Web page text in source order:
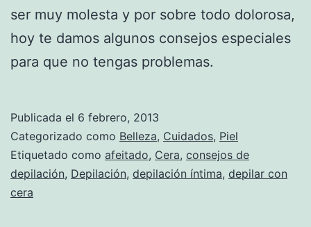
ser muy molesta y por sobre todo dolorosa,
hoy te damos algunos consejos especiales
para que no tengas problemas.
Publicada el 6 febrero, 2013
Categorizado como Belleza, Cuidados, Piel
Etiquetado como afeitado, Cera, consejos de
depilación, Depilación, depilación íntima, depilar con
cera